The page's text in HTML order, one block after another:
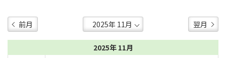
前月 翌月
2025年 11月